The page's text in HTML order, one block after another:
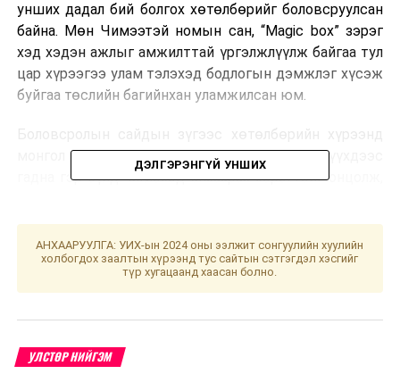
унших дадал бий болгох хөтөлбөрийг боловсруулсан
байна. Мөн Чимээтэй номын сан, “Magic box” зэрэг
хэд хэдэн ажлыг амжилттай үргэлжлүүлж байгаа тул
цар хүрээгээ улам тэлэхэд бодлогын дэмжлэг хүсэж
буйгаа төслийн багийнхан уламжилсан юм.
монгол ёс заншил, уламжлалаа сурталчлах, хүүхдээс
гадна гэр бүлд чиглэхэд анхаарах хэрэгтэйг онцолж,
Боловсролын яамнаас мэдээллээ.
1215
ДАРААХ МЭДЭЭ
Нам, эвсэл энэ сарын 12-оос өмнө сонгуульд
ӨМНӨХ МЭДЭЭ
ДЭЛГЭРЭНГҮЙ УНШИХ
АНХААРУУЛГА: УИХ-ын 2024 оны ээлжит сонгуулийн хуулийн
холбогдох заалтын хүрээнд тус сайтын сэтгэгдэл хэсгийг
түр хугацаанд хаасан болно.
УЛСТӨР НИЙГЭМ